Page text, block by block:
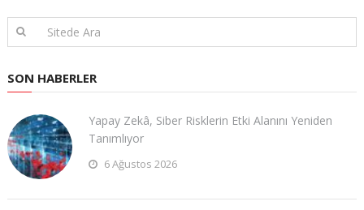
SON HABERLER
Yapay Zekâ, Siber Risklerin Etki Alanını Yeniden
Tanımlıyor
6 Ağustos 2026